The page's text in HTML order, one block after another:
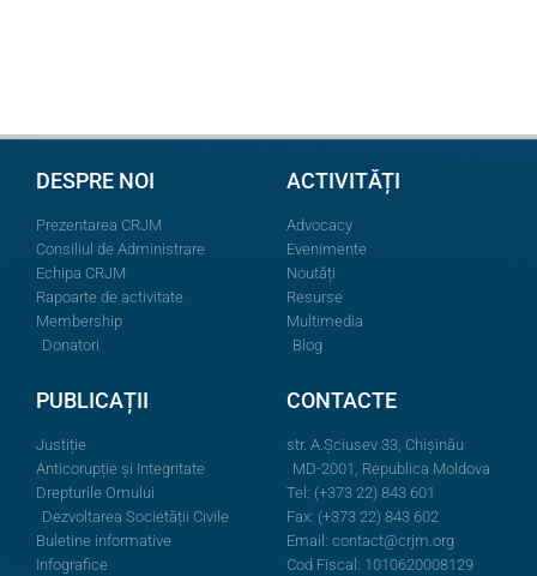
DESPRE NOI
Prezentarea CRJM
Consiliul de Administrare
Echipa CRJM
Rapoarte de activitate
Membership
Donatori
ACTIVITĂȚI
Advocacy
Evenimente
Noutăți
Resurse
Multimedia
Blog
PUBLICAȚII
Justiție
Anticorupție și Integritate
Drepturile Omului
Dezvoltarea Societății Civile
Buletine informative
Infografice
CONTACTE
str. A.Şciusev 33, Chișinău
MD-2001, Republica Moldova
Tel: (+373 22) 843 601
Fax: (+373 22) 843 602
Email: contact@crjm.org
Cod Fiscal: 1010620008129